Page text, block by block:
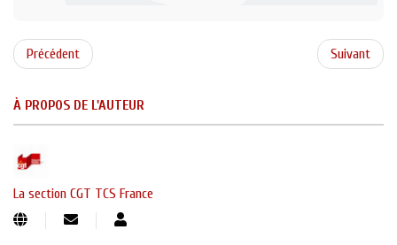
Précédent Suivant
À PROPOS DE L'AUTEUR
La section CGT TCS France
Suivre
La